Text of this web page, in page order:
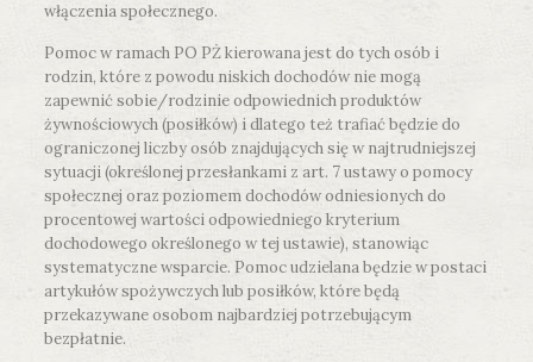
włączenia społecznego.
Pomoc w ramach PO PŻ kierowana jest do tych osób i
rodzin, które z powodu niskich dochodów nie mogą
zapewnić sobie/rodzinie odpowiednich produktów
żywnościowych (posiłków) i dlatego też trafiać będzie do
ograniczonej liczby osób znajdujących się w najtrudniejszej
sytuacji (określonej przesłankami z art. 7 ustawy o pomocy
społecznej oraz poziomem dochodów odniesionych do
procentowej wartości odpowiedniego kryterium
dochodowego określonego w tej ustawie), stanowiąc
systematyczne wsparcie. Pomoc udzielana będzie w postaci
artykułów spożywczych lub posiłków, które będą
przekazywane osobom najbardziej potrzebującym
bezpłatnie.